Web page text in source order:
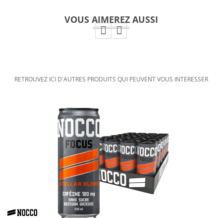
VOUS AIMEREZ AUSSI
RETROUVEZ ICI D'AUTRES PRODUITS QUI PEUVENT VOUS INTERESSER